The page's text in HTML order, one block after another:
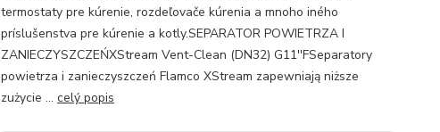
termostaty pre kúrenie, rozdeľovače kúrenia a mnoho iného
príslušenstva pre kúrenie a kotly.SEPARATOR POWIETRZA I
ZANIECZYSZCZEŃXStream Vent-Clean (DN32) G11''FSeparatory
powietrza i zanieczyszczeń Flamco XStream zapewniają niższe
zużycie ... celý popis